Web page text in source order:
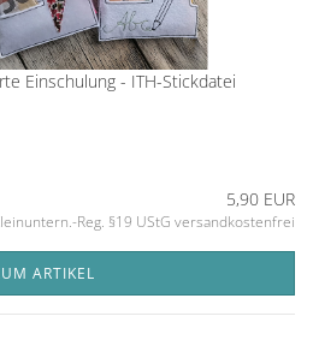
Einschulung - ITH-Stickdatei
5,90 EUR
Reg. §19 UStG versandkostenfrei
ARTIKEL